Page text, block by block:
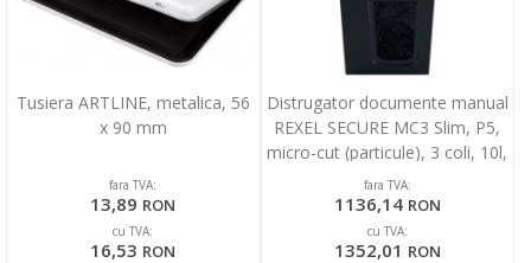
Tusiera ARTLINE, metalica, 56
x 90 mm
fara TVA:
13,89 RON
cu TVA:
16,53 RON
Distrugator documente manual
REXEL SECURE MC3 Slim, P5,
micro-cut (particule), 3 coli, 10l,
negru-ar
fara TVA:
1136,14 RON
cu TVA:
1352,01 RON